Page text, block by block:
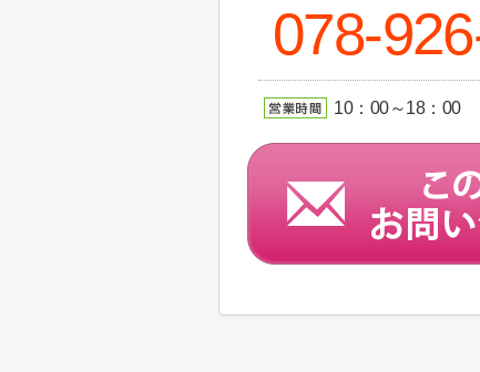
078-
10：00～18：00